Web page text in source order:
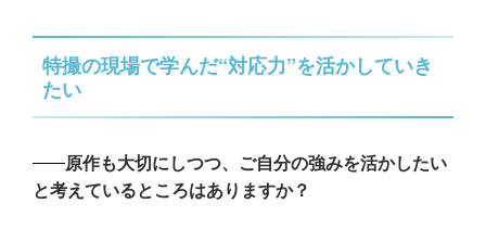
特撮の現場で学んだ“対応力”を活かしていき
たい
原作も大切にしつつ、ご自分の強みを活かしたい
と考えているところはありますか？